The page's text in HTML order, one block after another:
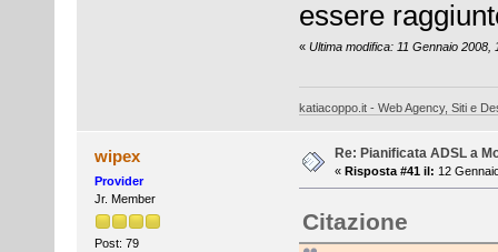
essere
« Ultima modifica: 11 Gennaio 2008,
katiacoppo.it - Web Agency, Siti e
wipex
Provider
Jr. Member
Post: 79
Re: Pianificata ADSL a
« Risposta #41 il: 12
Citazione